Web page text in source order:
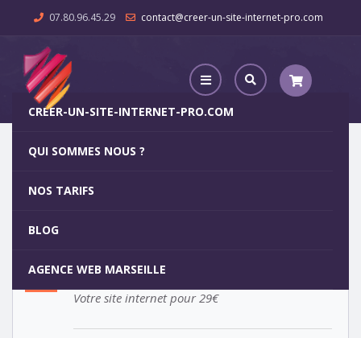
07.80.96.45.29 contact@creer-un-site-internet-pro.com
CREER-UN-SITE-INTERNET-PRO.COM
QUI SOMMES NOUS ?
NOS TARIFS
BLOG
AGENCE WEB MARSEILLE
Agence Web “Les Clayes-sous-Bois”
5
Votre site internet pour 29€